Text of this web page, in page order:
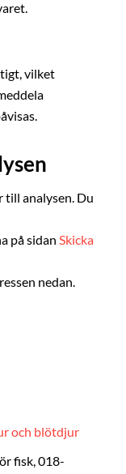
vilket
till analysen. Du
på sidan Skicka
nedan.
och blötdjur
fisk, 018-